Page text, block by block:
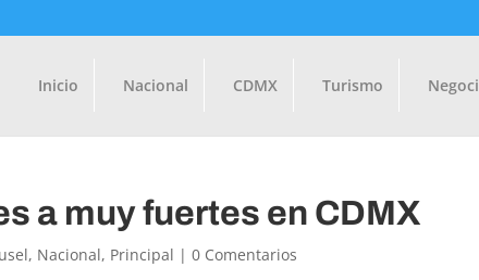
Inicio Nacional CDMX Turismo
a muy fuertes en CDMX
, Nacional, Principal |0 Comentarios